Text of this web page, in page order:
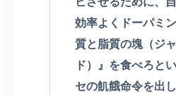
効率よくドーパミ
質と脂質の塊（ジ
ド）』を食べろと
セの飢餓命令を出し